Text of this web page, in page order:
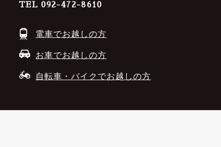
TEL 092-472-8610
電車でお越しの方
お車でお越しの方
自転車・バイクでお越しの方